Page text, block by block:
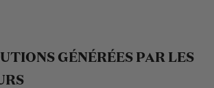
GÉNÉRÉES PAR LES